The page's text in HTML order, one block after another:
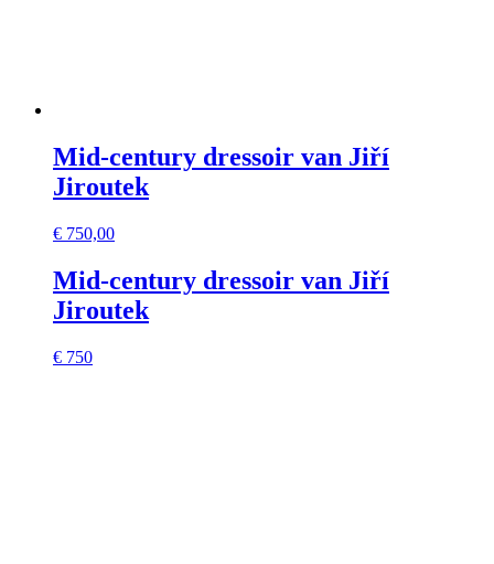
Mid-century dressoir van Jiří
Jiroutek
€ 750,00
Mid-century dressoir van Jiří
Jiroutek
€ 750